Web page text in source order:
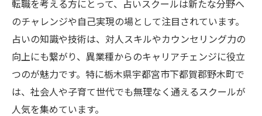
転職を考える方にとって、占いスクールは新たな分野へ
のチャレンジや自己実現の場として注目されています。
占いの知識や技術は、対人スキルやカウンセリング力の
向上にも繋がり、異業種からのキャリアチェンジに役立
つのが魅力です。特に栃木県宇都宮市下都賀郡野木町で
は、社会人や子育て世代でも無理なく通えるスクールが
人気を集めています。